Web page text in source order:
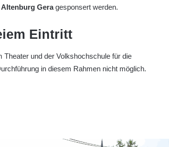
Altenburg Geragesponsert werden.
Eintritt
Theater und der Volkshochschule für die
in diesem Rahmen nicht möglich.